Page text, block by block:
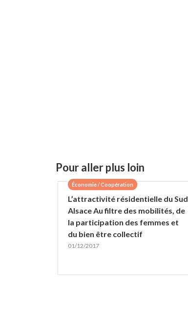
Pour aller plus loin
Économie / Coopération
L’attractivité résidentielle du Sud
Alsace Au filtre des mobilités, de
la participation des femmes et
du bien être collectif
01/12/2017